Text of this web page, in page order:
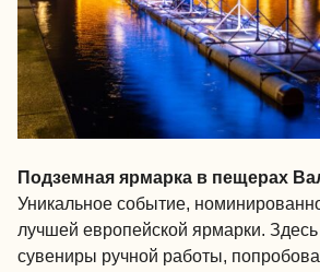
Подземная ярмарка в пещерах
Уникальное событие,
лучшей европейской ярмарки.
сувениры ручной работы,